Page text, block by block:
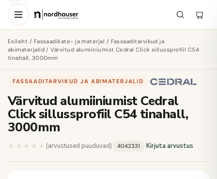
Esileht / Fassaadikate- ja materjal / Fassaaditarvikud ja
abimaterjalid/ Värvitud alumiiniumist Cedral Click sillussprofiil C54
tinahall, 3000mm
FASSAADITARVIKUD JA ABIMATERJALID ·
Värvitud alumiiniumist Cedral
Click sillussprofiil C54 tinahall,
3000mm
★★★★★ ★★★★★
(arvustused puuduvad)· 4042331 ·Kirjuta arvustus